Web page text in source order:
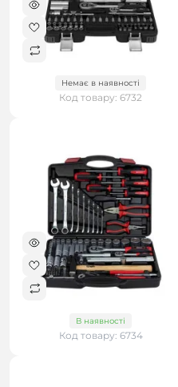
Немає в наявності
Код товару: 6732
В наявності
Код товару: 6734